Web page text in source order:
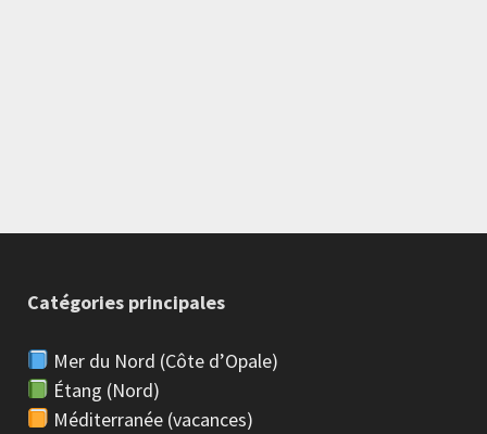
Catégories principales
Mer du Nord (Côte d’Opale)
Étang (Nord)
Méditerranée (vacances)